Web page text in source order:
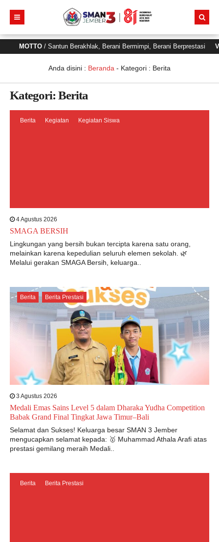
MOTTO/ Santun Berakhlak, Berani Bermimpi, Berani BerprestasiVISI /
Anda disini : Beranda - Kategori : Berita
Kategori: Berita
Berita Kegiatan Kegiatan Siswa
4 Agustus 2026
SMAGA BERSIH
Lingkungan yang bersih bukan tercipta karena satu orang,
melainkan karena kepedulian seluruh elemen sekolah. 🌿
Melalui gerakan SMAGA Bersih, keluarga..
Berita Berita Prestasi
3 Agustus 2026
Medali Emas Sains Level 5 dalam Dharaka Yudha Competition
Babak Grand Final Tingkat Jawa Timur–Bali
Selamat dan Sukses! Keluarga besar SMAN 3 Jember
mengucapkan selamat kepada: 🥇 Muhammad Athala Arafi atas
prestasi gemilang meraih Medali..
Berita Berita Prestasi